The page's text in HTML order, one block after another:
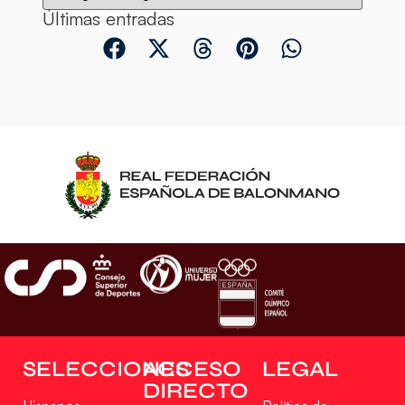
Últimas entradas
SELECCIONESACCESO
DIRECTO
LEGAL